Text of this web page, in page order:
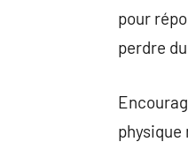
pour
perdre